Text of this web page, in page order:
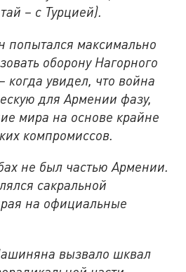
– с Турцией).
попытался максимально
оборону Нагорного
когда увидел, что война
для Армении фазу,
мира на основе крайне
компромиссов.
не был частью Армении.
сакральной
на официальные
вызвало шквал